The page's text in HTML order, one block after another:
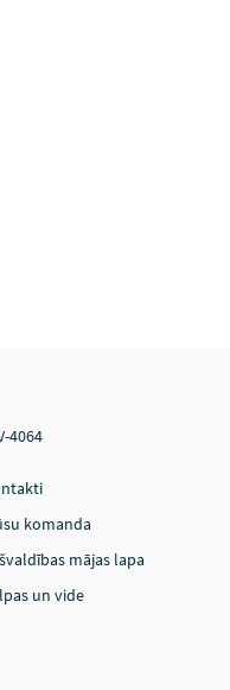
4064
komanda
mājas lapa
un vide